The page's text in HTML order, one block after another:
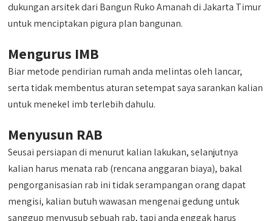
dukungan arsitek dari Bangun Ruko Amanah di Jakarta Timur
untuk menciptakan pigura plan bangunan.
Mengurus IMB
Biar metode pendirian rumah anda melintas oleh lancar,
serta tidak membentus aturan setempat saya sarankan kalian
untuk menekel imb terlebih dahulu.
Menyusun RAB
Seusai persiapan di menurut kalian lakukan, selanjutnya
kalian harus menata rab (rencana anggaran biaya), bakal
pengorganisasian rab ini tidak serampangan orang dapat
mengisi, kalian butuh wawasan mengenai gedung untuk
sanggup menyusub sebuah rab, tapi anda enggak harus